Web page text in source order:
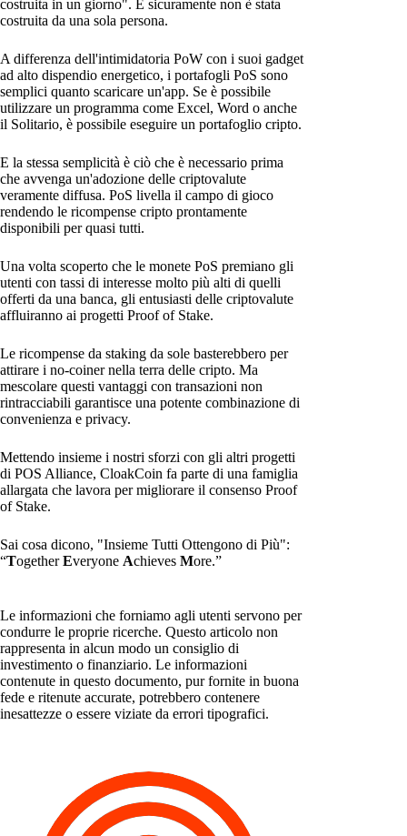
costruita in un giorno". E sicuramente non è stata
costruita da una sola persona.
A differenza dell'intimidatoria PoW con i suoi gadget
ad alto dispendio energetico, i portafogli PoS sono
semplici quanto scaricare un'app. Se è possibile
utilizzare un programma come Excel, Word o anche
il Solitario, è possibile eseguire un portafoglio cripto.
E la stessa semplicità è ciò che è necessario prima
che avvenga un'adozione delle criptovalute
veramente diffusa. PoS livella il campo di gioco
rendendo le ricompense cripto prontamente
disponibili per quasi tutti.
Una volta scoperto che le monete PoS premiano gli
utenti con tassi di interesse molto più alti di quelli
offerti da una banca, gli entusiasti delle criptovalute
affluiranno ai progetti Proof of Stake.
Le ricompense da staking da sole basterebbero per
attirare i no-coiner nella terra delle cripto. Ma
mescolare questi vantaggi con transazioni non
rintracciabili garantisce una potente combinazione di
convenienza e privacy.
Mettendo insieme i nostri sforzi con gli altri progetti
di POS Alliance, CloakCoin fa parte di una famiglia
allargata che lavora per migliorare il consenso Proof
of Stake.
Sai cosa dicono, "Insieme Tutti Ottengono di Più":
“TogetherEveryone Achieves More.”
Le informazioni che forniamo agli utenti servono per
condurre le proprie ricerche. Questo articolo non
rappresenta in alcun modo un consiglio di
investimento o finanziario. Le informazioni
contenute in questo documento, pur fornite in buona
fede e ritenute accurate, potrebbero contenere
inesattezze o essere viziate da errori tipografici.